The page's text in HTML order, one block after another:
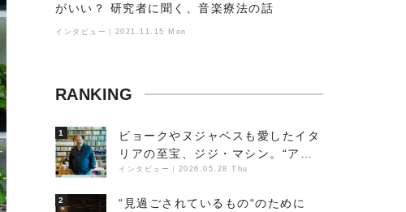
がいい？ 研究者に聞く、音楽療法の話
インタビュー｜2021.11.15 Mon
RANKING
1
ビョークやヌジャベスも愛したイタ
リアの至宝、ジジ・マシン。“アン
ビエントの巨匠”が明かす創作の原
景
インタビュー 2026.05.28 Thu
2
“見過ごされているもの“のために